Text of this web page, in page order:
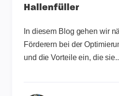
Hallenfüller
In diesem Blog gehen wir
Förderern bei der
und die Vorteile ein, die